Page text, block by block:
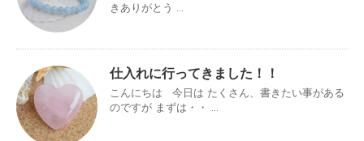
きありがとう ...
仕入れに行ってきました！！
こんにちは 今日は たくさん、書きたい事がある
のですが まずは・・ ...